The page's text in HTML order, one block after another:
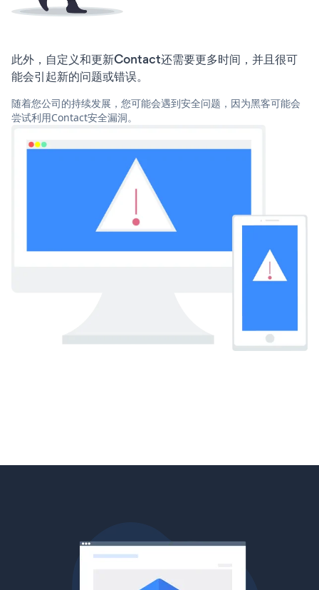
此外，自定义和更新Contact还需要更多时间，并且很可
能会引起新的问题或错误。
随着您公司的持续发展，您可能会遇到安全问题，因为黑客可能会
尝试利用Contact安全漏洞。